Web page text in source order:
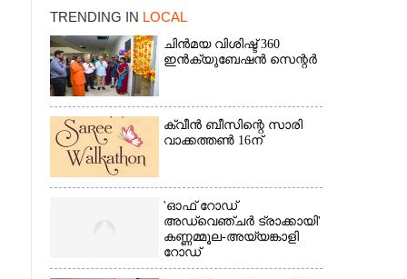
TRENDING IN LOCAL
ചിൻമയ വിശിഷ്ട് 360
ഇൻക്യുബേഷൻ സെന്റർ
ക്വീൻ ബീസിന്റെ സാരി
വാക്കത്തൺ 16ന്
'ഓഫ് റോഡ്
അഡ്വെഞ്ചർ ട്രാക്കായി'
കണ്ണമ്മൂല-അയ്യങ്കാളി
റോഡ്
×